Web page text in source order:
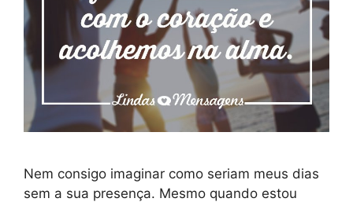
Nem consigo imaginar como seriam meus dias
sem a sua presença. Mesmo quando estou